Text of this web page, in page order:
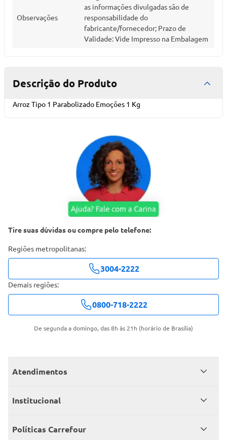
Observações
as informações divulgadas são de
responsabilidade do
fabricante/fornecedor; Prazo de
Validade: Vide Impresso na Embalagem
Descrição do Produto
Arroz Tipo 1 Parabolizado Emoções 1 Kg
Tire suas dúvidas ou compre pelo telefone:
Regiões metropolitanas:
3004-2222
Demais regiões:
0800-718-2222
De segunda a domingo, das 8h às 21h (horário de Brasília)
Atendimentos
Meus pedidos
Institucional
Grupo Carrefour Brasil
Políticas Carrefour